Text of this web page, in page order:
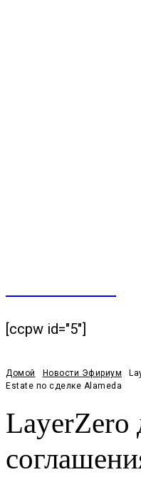
[ccpw id="5"]
Домой Новости Эфириум
Estate по сделке Alameda
LayerZero